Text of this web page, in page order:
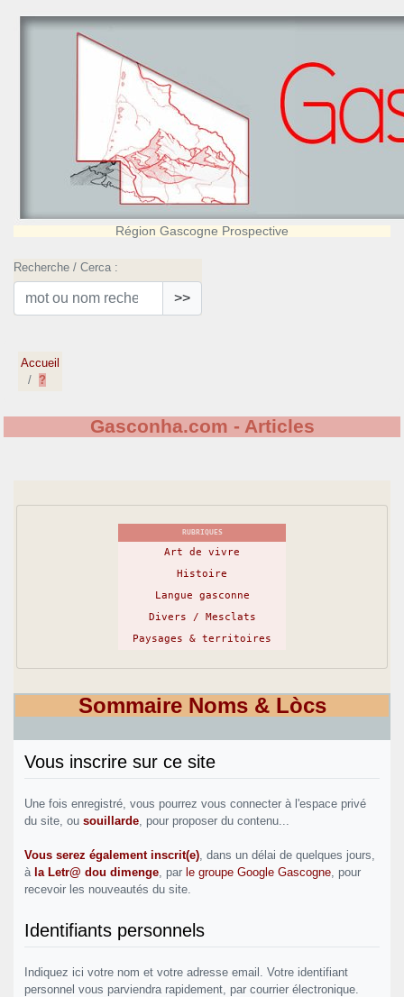
Région Gascogne Prospective
Recherche / Cerca :
>>
Accueil
?
Gasconha.com - Articles
RUBRIQUES
Art de vivre
Histoire
Langue gasconne
Divers / Mesclats
Paysages & territoires
Sommaire Noms & Lòcs
Vous inscrire sur ce site
Une fois enregistré, vous pourrez vous connecter à l'espace privé
du site, ou souillarde , pour proposer du contenu...
Vous serez également inscrit(e) , dans un délai de quelques jours,
à la Letr@ dou dimenge , par le groupe Google Gascogne , pour
recevoir les nouveautés du site.
Identifiants personnels
Indiquez ici votre nom et votre adresse email. Votre identifiant
personnel vous parviendra rapidement, par courrier électronique.